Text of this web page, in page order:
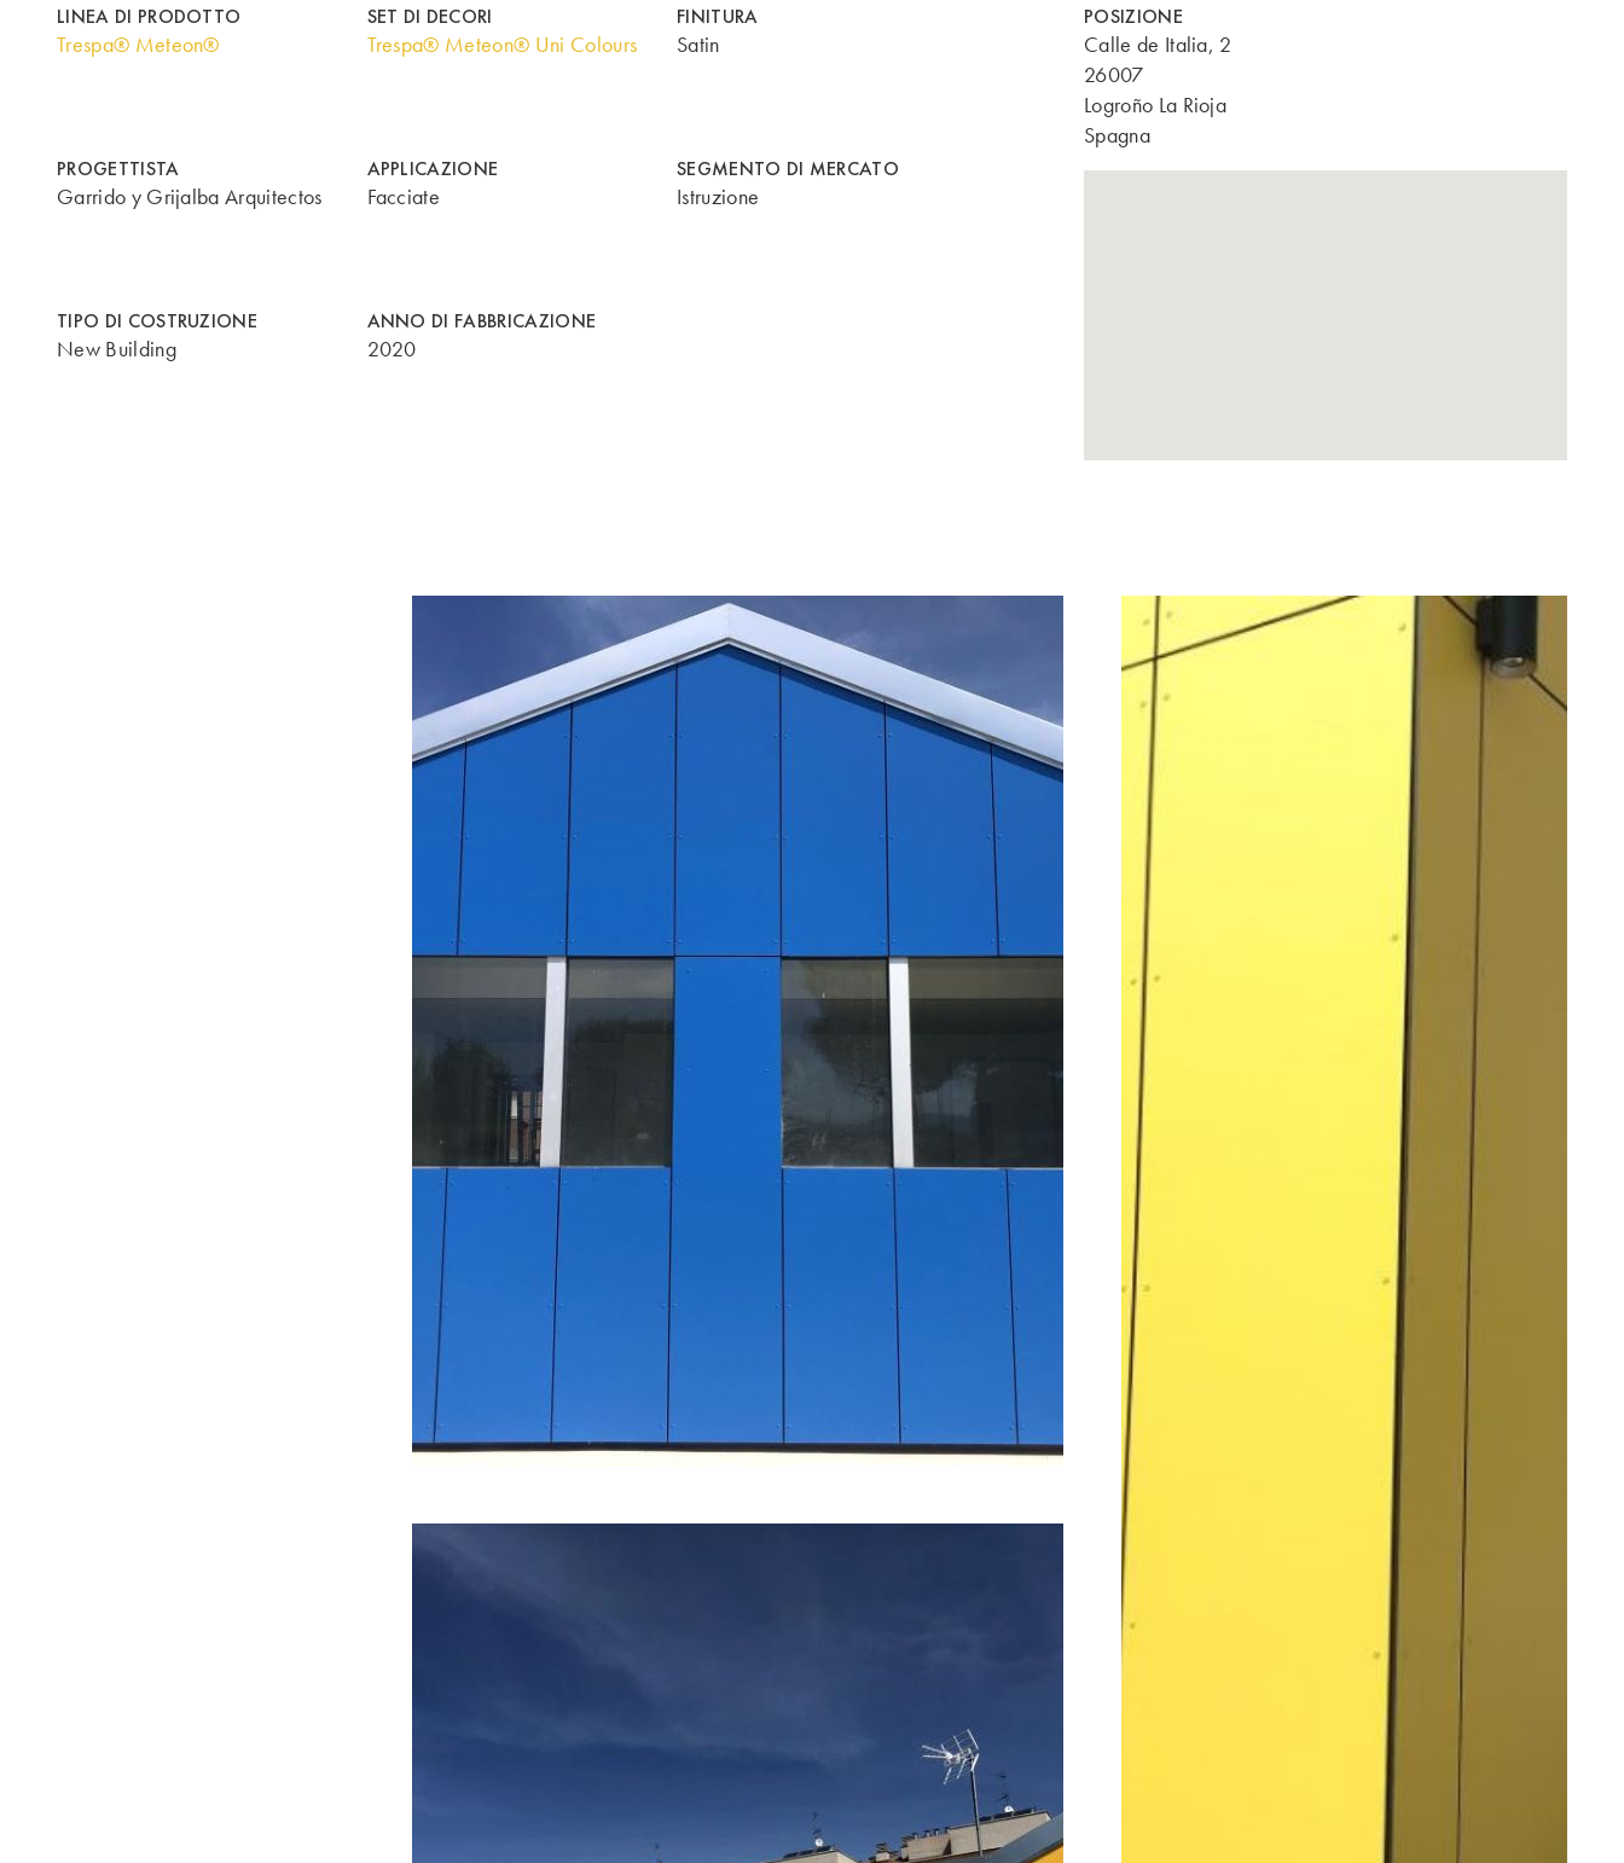
LINEA DI PRODOTTO
Trespa® Meteon®
SET DI DECORI
Trespa® Meteon® Uni Colours
FINITURA
Satin
PROGETTISTA
Garrido y Grijalba Arquitectos
APPLICAZIONE
Facciate
SEGMENTO DI MERCATO
Istruzione
TIPO DI COSTRUZIONE
New Building
ANNO DI FABBRICAZIONE
2020
POSIZIONE
Calle de Italia, 2
26007
Logroño La Rioja
Spagna